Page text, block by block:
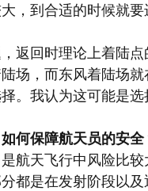
，到合适的时候就
回时理论上着陆点
场，而东风着陆场
。我认为这可能是
何保障航天员的安全
航天飞行中风险比
都是在发射阶段以及